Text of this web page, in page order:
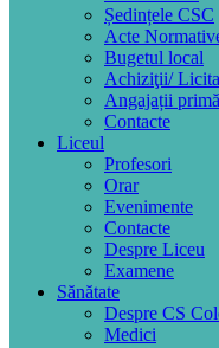
Ședințele CSC
Acte
Bugetul local
Achiziţii/
Angajații
Contacte
Liceul
Profesori
Orar
Evenimente
Contacte
Despre Liceu
Examene
Sănătate
Despre CS
Medici